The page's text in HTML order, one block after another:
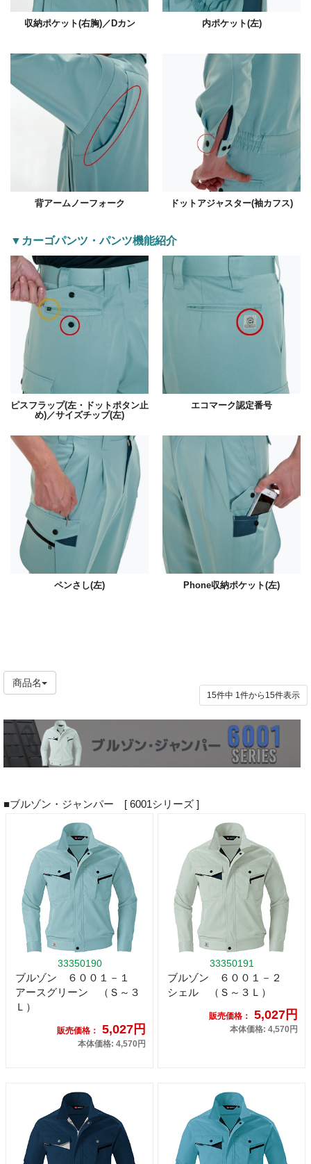
収納ポケット(右胸)／Dカン 内ポケット(左)
背アームノーフォーク ドットアジャスター(袖カフス)
▼カーゴパンツ・パンツ機能紹介
ピスフラップ(左・ドットポタン止
め)／サイズチップ(左)
エコマーク認定番号
ペンさし(左) Phone収納ポケット(左)
商品名
15件中 1 件から 15件表示
■ブルゾン・ジャンパー [ 6001シリーズ ]
33350190
ブルゾン ６００１－１
アースグリーン （Ｓ～３
Ｌ）
販売価格： 5,027円
本体価格: 4,570円
33350191
ブルゾン ６００１－２
シェル （Ｓ～３Ｌ）
販売価格： 5,027円
本体価格: 4,570円